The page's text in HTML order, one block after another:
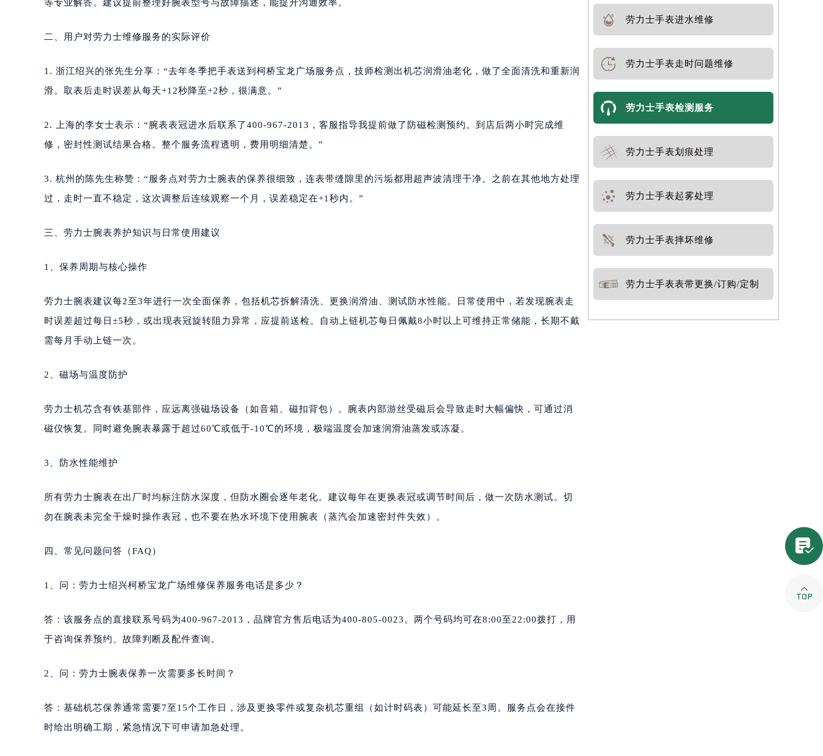
等专业解答。建议提前整理好腕表型号与故障描述，能提升沟通效率。
二、用户对劳力士维修服务的实际评价
1. 浙江绍兴的张先生分享：“去年冬季把手表送到柯桥宝龙广场服务点，技师检测出机芯润滑油老化，做了全面清洗和重新润
滑。取表后走时误差从每天+12秒降至+2秒，很满意。”
2. 上海的李女士表示：“腕表表冠进水后联系了400-967-2013，客服指导我提前做了防磁检测预约。到店后两小时完成维
修，密封性测试结果合格。整个服务流程透明，费用明细清楚。”
3. 杭州的陈先生称赞：“服务点对劳力士腕表的保养很细致，连表带缝隙里的污垢都用超声波清理干净。之前在其他地方处理
过，走时一直不稳定，这次调整后连续观察一个月，误差稳定在+1秒内。”
三、劳力士腕表养护知识与日常使用建议
1、保养周期与核心操作
劳力士腕表建议每2至3年进行一次全面保养，包括机芯拆解清洗、更换润滑油、测试防水性能。日常使用中，若发现腕表走
时误差超过每日±5秒，或出现表冠旋转阻力异常，应提前送检。自动上链机芯每日佩戴8小时以上可维持正常储能，长期不戴
需每月手动上链一次。
2、磁场与温度防护
劳力士机芯含有铁基部件，应远离强磁场设备（如音箱、磁扣背包）。腕表内部游丝受磁后会导致走时大幅偏快，可通过消
磁仪恢复。同时避免腕表暴露于超过60℃或低于-10℃的环境，极端温度会加速润滑油蒸发或冻凝。
3、防水性能维护
所有劳力士腕表在出厂时均标注防水深度，但防水圈会逐年老化。建议每年在更换表冠或调节时间后，做一次防水测试。切
勿在腕表未完全干燥时操作表冠，也不要在热水环境下使用腕表（蒸汽会加速密封件失效）。
四、常见问题问答（FAQ）
1、问：劳力士绍兴柯桥宝龙广场维修保养服务电话是多少？
答：该服务点的直接联系号码为400-967-2013，品牌官方售后电话为400-805-0023。两个号码均可在8:00至22:00拨打，用
于咨询保养预约、故障判断及配件查询。
2、问：劳力士腕表保养一次需要多长时间？
答：基础机芯保养通常需要7至15个工作日，涉及更换零件或复杂机芯重组（如计时码表）可能延长至3周。服务点会在接件
时给出明确工期，紧急情况下可申请加急处理。
劳力士手表进水维修
劳力士手表走时问题维修
劳力士手表检测服务
劳力士手表划痕处理
劳力士手表起雾处理
劳力士手表摔坏维修
劳力士手表表带更换/订购/定制

